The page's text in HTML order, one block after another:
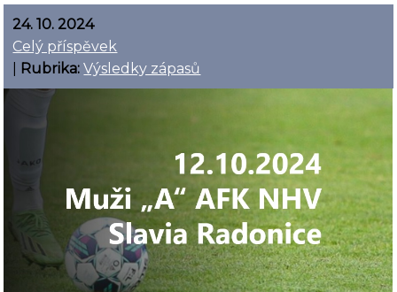
24. 10. 2024
Celý příspěvek
Rubrika: Výsledky zápasů